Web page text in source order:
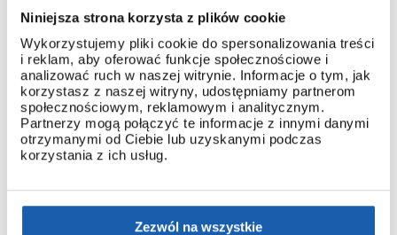
Niniejsza strona korzysta z plików cookie
Wykorzystujemy pliki cookie do spersonalizowania treści
i reklam, aby oferować funkcje społecznościowe i
analizować ruch w naszej witrynie. Informacje o tym, jak
korzystasz z naszej witryny, udostępniamy partnerom
społecznościowym, reklamowym i analitycznym.
Partnerzy mogą połączyć te informacje z innymi danymi
otrzymanymi od Ciebie lub uzyskanymi podczas
korzystania z ich usług.
Zezwól na wszystkie
KONTAKT Z SERWISEM ZIBI
Masz pytania? Zadzwoń do serwisu Zibi bądź skorzystaj z
naszego formularza kontaktowego.
Kontakt z serwisem ZIBI